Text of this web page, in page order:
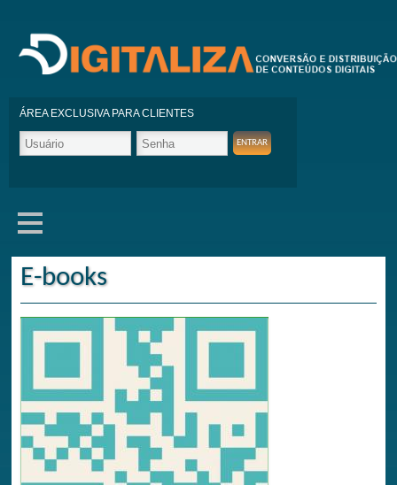
ÁREA EXCLUSIVA PARA CLIENTES
E-books